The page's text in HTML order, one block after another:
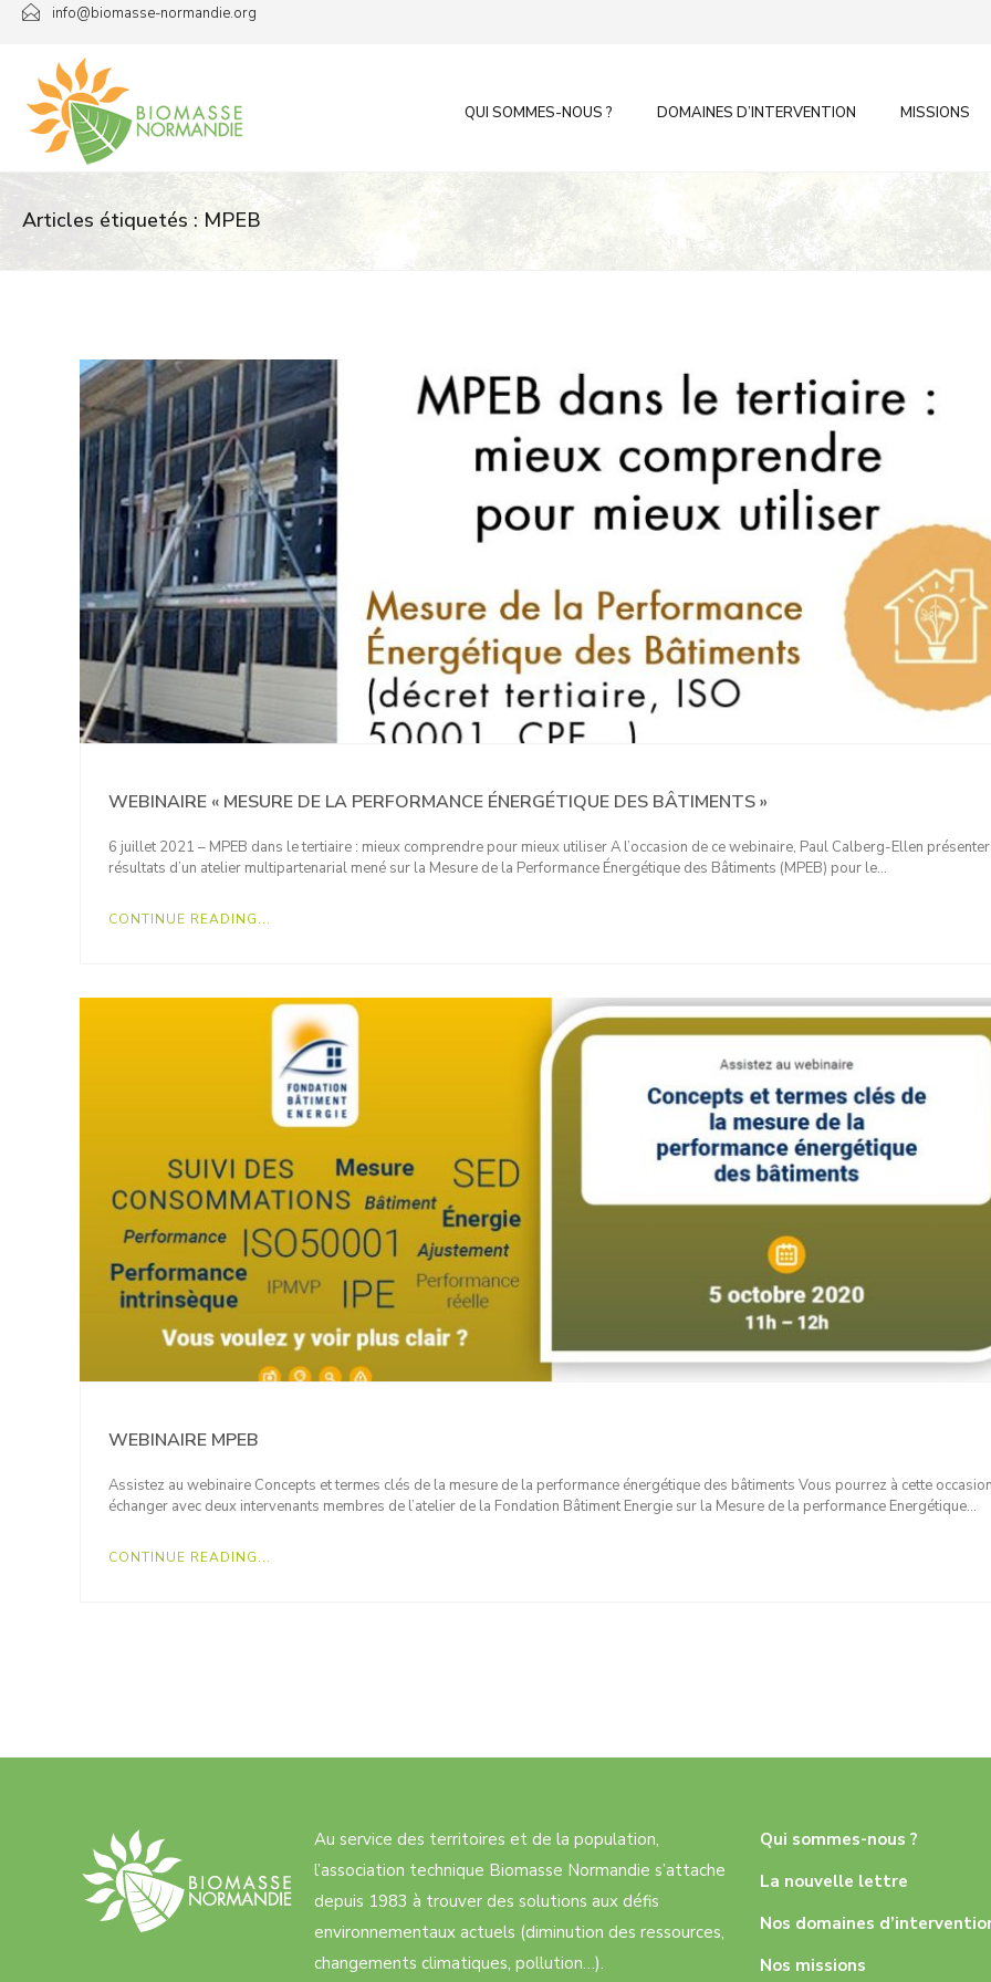
Passer
contenu
info@biomasse-normandie.org
QUI SOMMES-NOUS ? DOMAINES D’INTERVENTION MISSIONS
Articles étiquetés : MPEB
WEBINAIRE « MESURE DE LA PERFORMANCE ÉNERGÉTIQUE DES BÂTIMENTS »
6 juillet 2021 – MPEB dans le tertiaire : mieux comprendre pour mieux utiliser A l’occasion de ce webinaire, Paul Calberg-Ellen
résultats d’un atelier multipartenarial mené sur la Mesure de la Performance Énergétique des Bâtiments (MPEB) pour le…
CONTINUE READING...
WEBINAIRE MPEB
Assistez au webinaire Concepts et termes clés de la mesure de la performance énergétique des bâtiments Vous pourrez à cette
échanger avec deux intervenants membres de l’atelier de la Fondation Bâtiment Energie sur la Mesure de la performance Energétique…
CONTINUE READING...
Au service des territoires et de la population,
l’association technique Biomasse Normandie s’attache
depuis 1983 à trouver des solutions aux défis
environnementaux actuels (diminution des ressources,
changements climatiques, pollution…).
Qui sommes-nous ?
La nouvelle lettre
Nos domaines
Nos missions